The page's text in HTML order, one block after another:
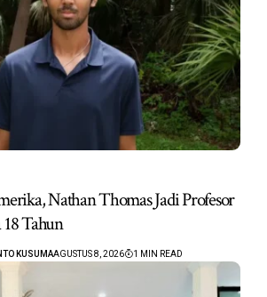
Nathan Thomas Jadi Profesor
Tahun
KUSUMAAGUSTUS 8, 2026 1 MIN READ